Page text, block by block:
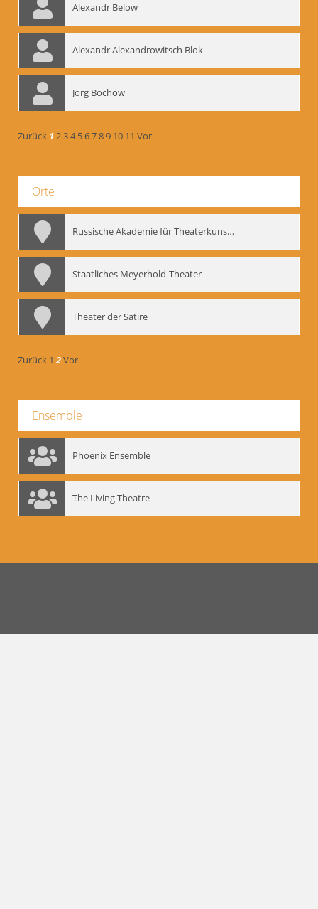
Alexandr Below
Alexandr Alexandrowitsch Blok
Jörg Bochow
Zurück 1234 56789 10 11 Vor
Orte
Russische Akademie für Theaterkunst – GITIS
Staatliches Meyerhold-Theater
Theater der Satire
Zurück 1 2Vor
Ensemble
Phoenix Ensemble
The Living Theatre